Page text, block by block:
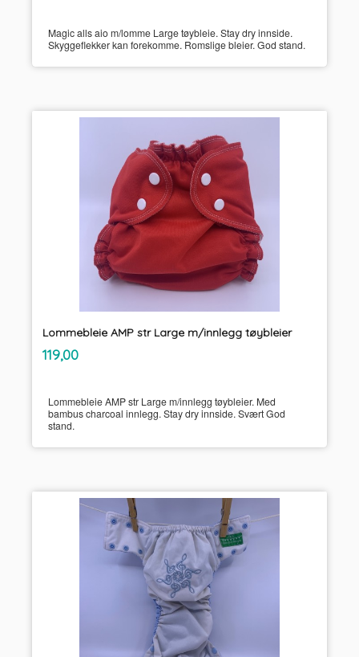
Magic alls aio m/lomme Large tøybleie. Stay dry innside.
Skyggeflekker kan forekomme. Romslige bleier. God stand.
Lommebleie AMP str Large m/innlegg tøybleier
Pris
119,00mva.
Lommebleie AMP str Large m/innlegg tøybleier. Med
bambus charcoal innlegg. Stay dry innside. Svært God
stand.